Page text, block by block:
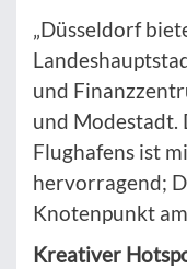
„Düsseldorf
und
und Modestadt.
Flughafens ist
hervorragend;
Knotenpunkt
Kreativer